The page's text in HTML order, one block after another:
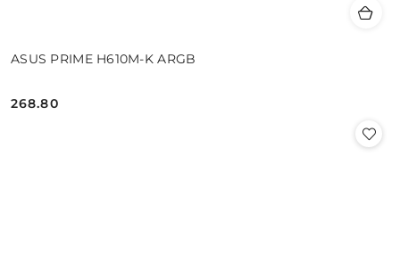
ASUS PRIME H610M-K ARGB
Cena:
268.80